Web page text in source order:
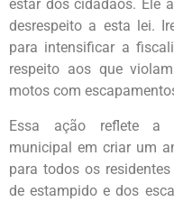
estar dos cidadãos. Ele
desrespeito a esta lei.
para intensificar a
respeito aos que
motos com
Essa ação reflete a
municipal em criar um
para todos os
de estampido e dos